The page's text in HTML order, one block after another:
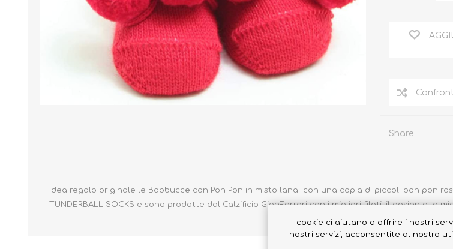
BENESSERE E
PROTEZIONE
Babymonitor
Sicurezza in Casa e
PASSEGGIO
Passeggini, Seggiolini,
GIOCATTOLI
Creme
Share
Idea regalo originale le Babbucce con Pon Pon in misto lana con una copia di piccoli pon pon
TUNDERBALL SOCKS e sono prodotte dal Calzificio GianFerrari con i migliori filati, il design e la
I cookie ci aiutano a offrire i nostri
nostri servizi, acconsentite al nostro